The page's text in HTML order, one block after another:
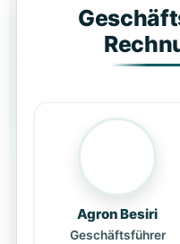
Agron Besiri
Geschäftsführer